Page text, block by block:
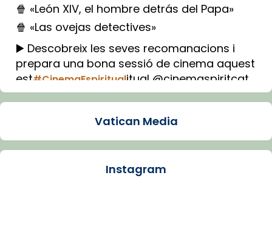
🍿 «León XIV, el hombre detrás del Papa»
🍿 «Las ovejas detectives»
▶️ Descobreix les seves recomanacions i
prepara una bona sessió de cinema aquest
est#CinemaEspiritualitual @cinemaspiritcat
Imatge: Generada amb IA (OpenAI)
Arquebisbat de Barcelona
Vatican Media
Instagram